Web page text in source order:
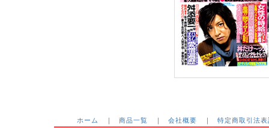
ホーム ｜ 商品一覧 ｜ 会社概要 ｜ 特定商取引法表